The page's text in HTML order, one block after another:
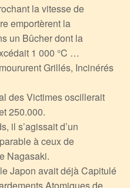
la vitesse de
emportèrent la
un Bûcher dont la
1 000 °C …
Grillés, Incinérés
des Victimes oscillerait
250.000.
il s’agissait d’un
à ceux de
Nagasaki.
Japon avait déjà Capitulé